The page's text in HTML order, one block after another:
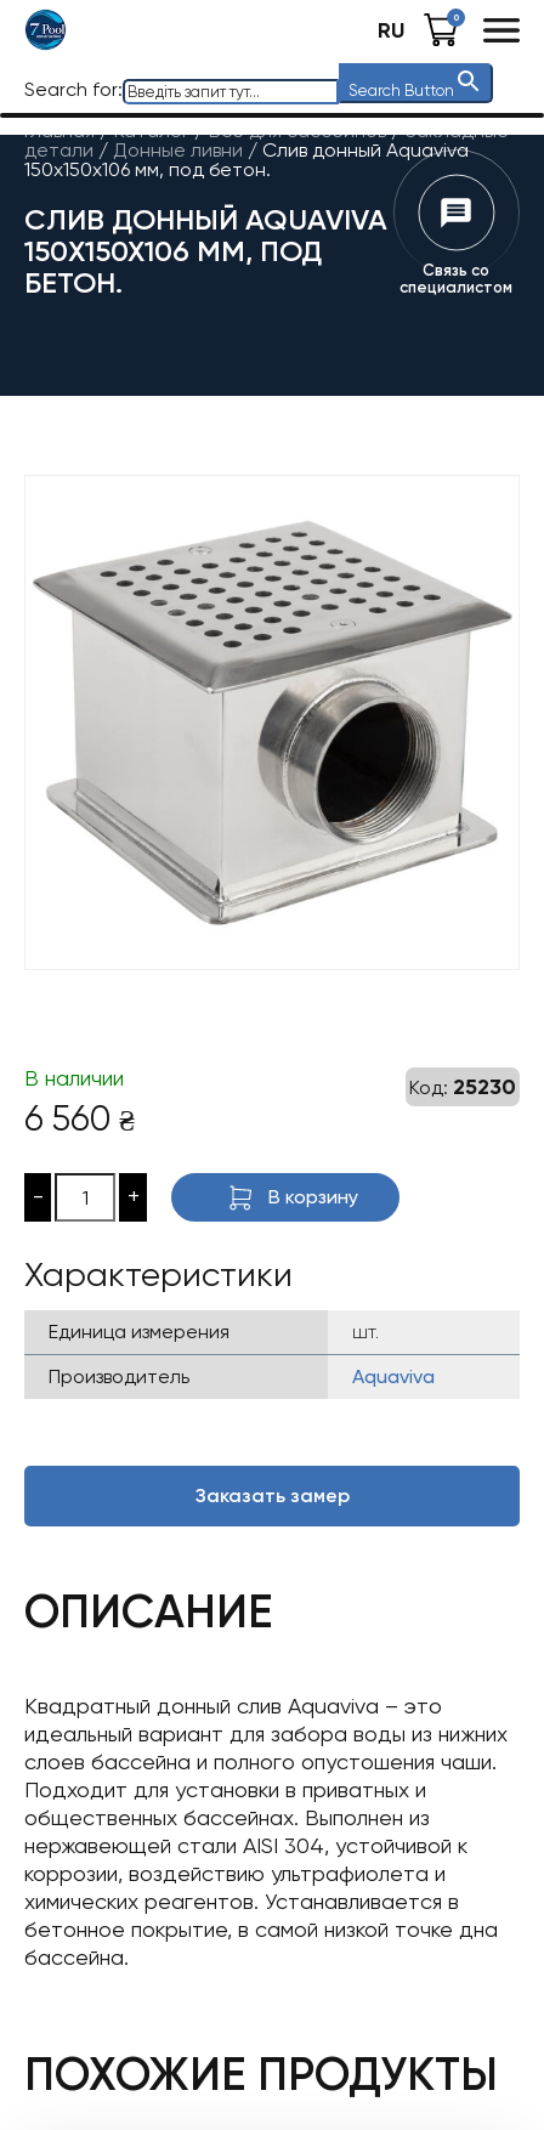
RU 0
Search for: Search Button
Главная / Каталог/Все для бассейнов/Закладные
детали / Донные ливни / Слив донный Aquaviva
150х150х106 мм, под бетон.
СЛИВ ДОННЫЙ AQUAVIVA
150Х150Х106 ММ, ПОД
БЕТОН.
Связь со
специалистом
Код: 25230
В наличии
6 560 ₴
- + В корзину
Характеристики
Единица измерения
шт.
Производитель
Aquaviva
Заказать замер
ОПИСАНИЕ
Квадратный донный слив Aquaviva – это
идеальный вариант для забора воды из нижних
слоев бассейна и полного опустошения чаши.
Подходит для установки в приватных и
общественных бассейнах. Выполнен из
нержавеющей стали AISI 304, устойчивой к
коррозии, воздействию ультрафиолета и
химических реагентов. Устанавливается в
бетонное покрытие, в самой низкой точке дна
бассейна.
ПОХОЖИЕ ПРОДУКТЫ